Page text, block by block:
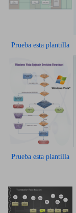
Prueba esta plantilla
Prueba esta plantilla